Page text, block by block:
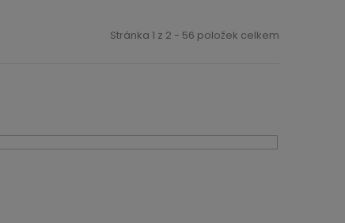
Stránka 1 z 2 - 56 položek celkem